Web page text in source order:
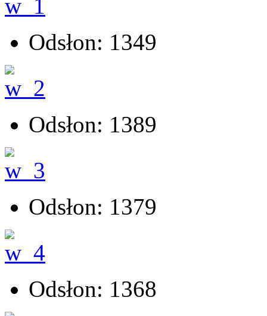
Odsłon: 1349
Odsłon: 1389
Odsłon: 1379
Odsłon: 1368